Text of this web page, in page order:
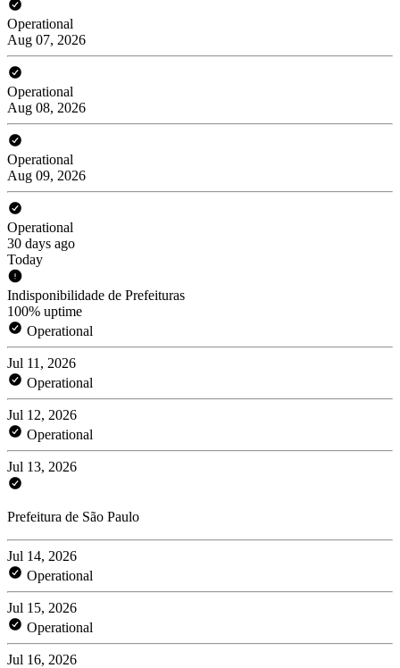
Operational
Aug 07, 2026
Operational
Aug 08, 2026
Operational
Aug 09, 2026
Operational
30 days ago
Today
Indisponibilidade de Prefeituras
100% uptime
Operational
Jul 11, 2026
Operational
Jul 12, 2026
Operational
Jul 13, 2026
Prefeitura de São Paulo
Jul 14, 2026
Operational
Jul 15, 2026
Operational
Jul 16, 2026